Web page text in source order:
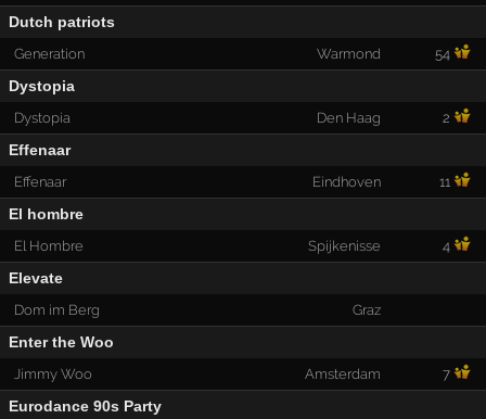
Dutch patriots
Generation Warmond 54
Dystopia
Dystopia Den Haag 2
Effenaar
Effenaar Eindhoven 11
El hombre
El Hombre Spijkenisse 4
Elevate
Dom im Berg Graz
Enter the Woo
Jimmy Woo Amsterdam 7
Eurodance 90s Party